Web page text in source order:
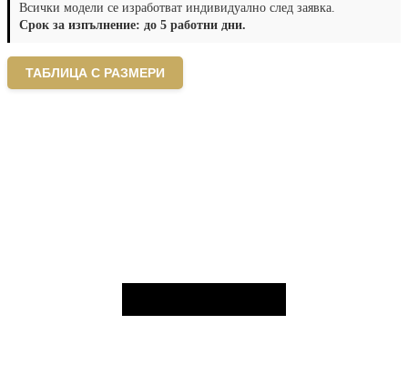
Всички модели се изработват индивидуално след заявка.
Срок за изпълнение: до 5 работни дни.
ТАБЛИЦА С РАЗМЕРИ